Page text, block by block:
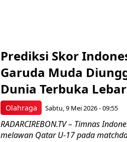
Olahraga
Prediksi Skor
Garuda Muda
Dunia Terbuka Lebar
Sabtu, 9 Mei 2026 - 09:55
RADARCIREBON.TV – Timnas
melawan Qatar U-17 pada